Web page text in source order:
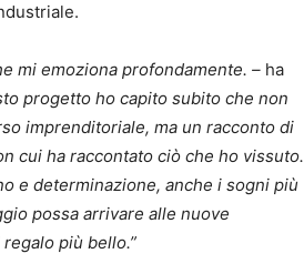
mi emoziona profondamente. – ha
progetto ho capito subito che non
imprenditoriale, ma un racconto di
cui ha raccontato ciò che ho vissuto.
e determinazione, anche i sogni più
possa arrivare alle nuove
più bello.”